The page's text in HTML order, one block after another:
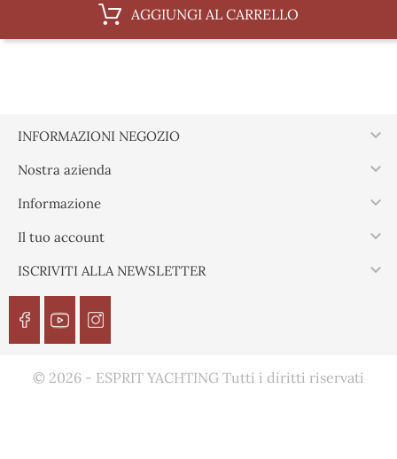
AGGIUNGI AL CARRELLO
INFORMAZIONI NEGOZIO 
Nostra azienda 
Informazione 
Il tuo account 
ISCRIVITI ALLA NEWSLETTER 
© 2026 - ESPRIT YACHTING Tutti i diritti riservati